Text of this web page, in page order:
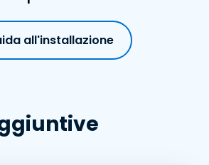
all'installazione